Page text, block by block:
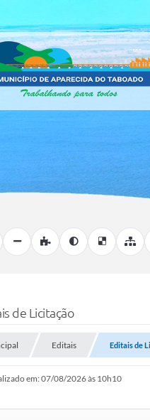
de Licitação
Editais Editais de
em: 07/08/2026 às 10h10